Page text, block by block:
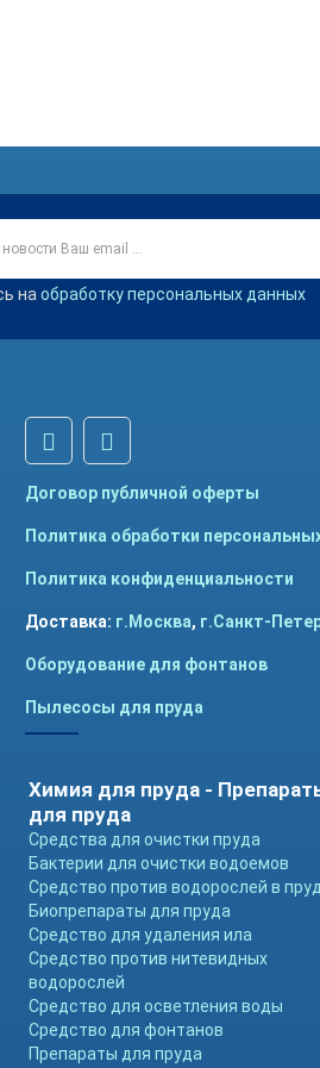
на обработку персональных данных
Договор публичной оферты
Политика обработки
Политика конфиденциальности
Доставка: г.Москва, г.Санкт-
Оборудование для фонтанов
Пылесосы для пруда
Химия для пруда -
для пруда
Средства для очистки пруда
Бактерии для очистки водоемов
Средство против водорослей в
Биопрепараты для пруда
Средство для удаления ила
Средство против нитевидных
водорослей
Средство для осветления воды
Средство для фонтанов
Препараты для пруда